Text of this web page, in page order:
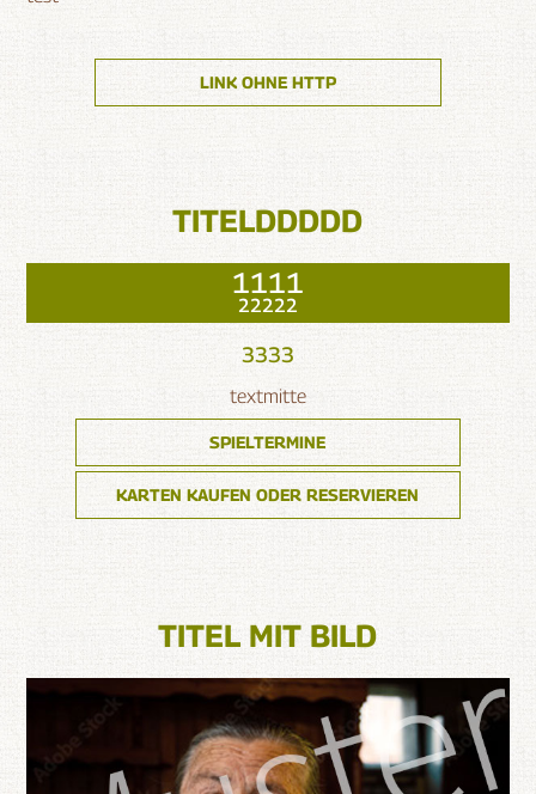
LINK OHNE HTTP
TITELDDDDD
1111
22222
3333
textmitte
SPIELTERMINE
KARTEN KAUFEN ODER RESERVIEREN
TITEL MIT BILD